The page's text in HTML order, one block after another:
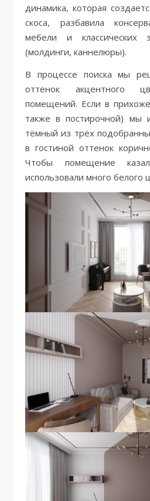
динамика, которая
скоса, разбавила
мебели и классических
(молдинги, каннелюры).
В процессе поиска мы
оттенок акцентного
помещений. Если в
также в постирочной) мы
тёмный из трёх
в гостиной оттенок
Чтобы помещение
использовали много белого